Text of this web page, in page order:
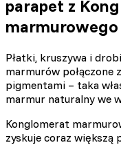
parapet z
marmurowego
Płatki, kruszywa i
marmurów połączone
pigmentami – taka
marmur naturalny we
Konglomerat
zyskuje coraz większą